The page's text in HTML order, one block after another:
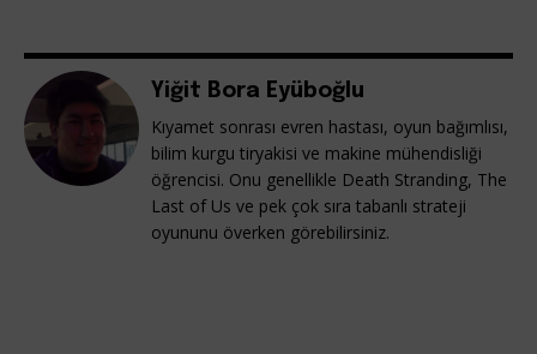
Yiğit Bora Eyüboğlu
Kıyamet sonrası evren hastası, oyun bağımlısı,
bilim kurgu tiryakisi ve makine mühendisliği
öğrencisi. Onu genellikle Death Stranding, The
Last of Us ve pek çok sıra tabanlı strateji
oyununu överken görebilirsiniz.